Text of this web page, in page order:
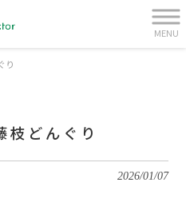
MENU
り
枝どんぐり
2026/01/07